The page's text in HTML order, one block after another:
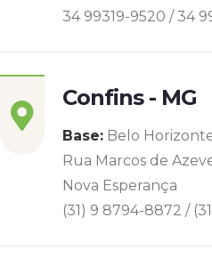
34 99319-9520 / 34
Confins - MG
Base: Belo
Rua Marcos de
Nova Esperança
(31) 9 8794-8872 /